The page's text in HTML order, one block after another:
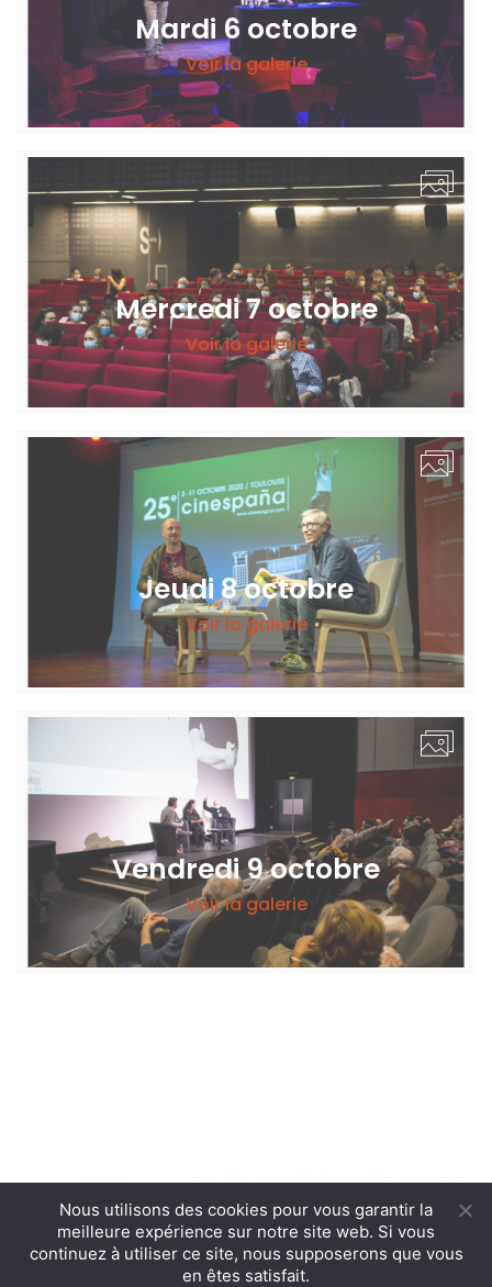
Mardi 6 octobre
Voir la galerie
Mercredi 7 octobre
Voir la galerie
Jeudi 8 octobre
Voir la galerie
Vendredi 9 octobre
Voir la galerie
Nous utilisons des cookies pour vous garantir la
meilleure expérience sur notre site web. Si vous
continuez à utiliser ce site, nous supposerons que vous
en êtes satisfait.